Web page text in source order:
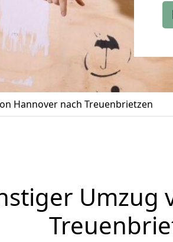
Hannover nach Treuenbrietzen
Umzug